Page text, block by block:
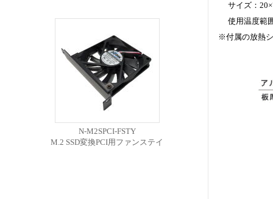
N-M2SPCI-FSTY
M.2 SSD変換PCI用ファンステイ
サイズ：
使用温度
※付属の放熱